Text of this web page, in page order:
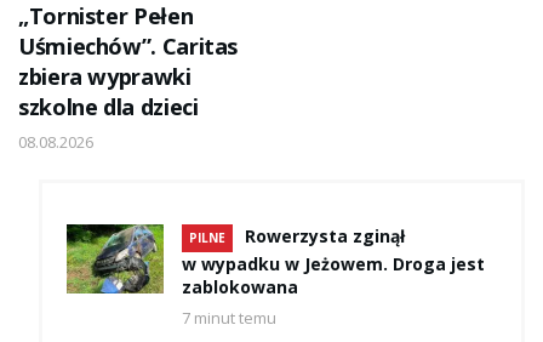
„Tornister Pełen
Uśmiechów”. Caritas
zbiera wyprawki
szkolne dla dzieci
08.08.2026
PILNE
Rowerzysta zginął
w wypadku w Jeżowem. Droga jest
zablokowana
7 minut temu